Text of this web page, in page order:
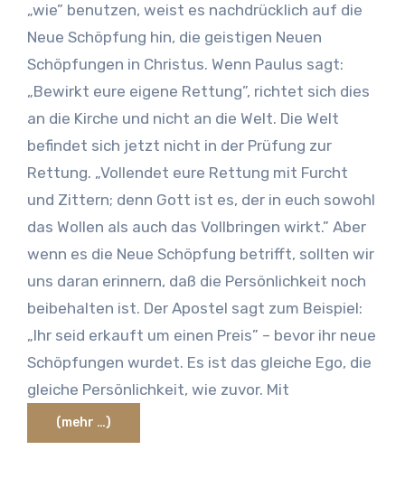
„wie” benutzen, weist es nachdrücklich auf die
Neue Schöpfung hin, die geistigen Neuen
Schöpfungen in Christus. Wenn Paulus sagt:
„Bewirkt eure eigene Rettung”, richtet sich dies
an die Kirche und nicht an die Welt. Die Welt
befindet sich jetzt nicht in der Prüfung zur
Rettung. „Vollendet eure Rettung mit Furcht
und Zittern; denn Gott ist es, der in euch sowohl
das Wollen als auch das Vollbringen wirkt.” Aber
wenn es die Neue Schöpfung betrifft, sollten wir
uns daran erinnern, daß die Persönlichkeit noch
beibehalten ist. Der Apostel sagt zum Beispiel:
„Ihr seid erkauft um einen Preis” – bevor ihr neue
Schöpfungen wurdet. Es ist das gleiche Ego, die
gleiche Persönlichkeit, wie zuvor. Mit
(mehr …)